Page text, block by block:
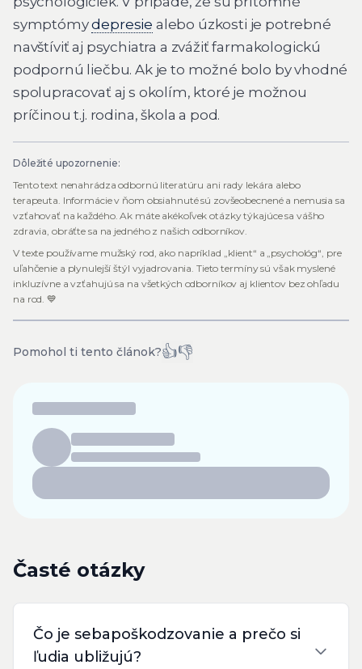
symptómydepresie alebo úzkosti je potrebné
navštíviť aj psychiatra a zvážiť farmakologickú
podpornú liečbu. Ak je to možné bolo by vhodné
spolupracovať aj s okolím, ktoré je možnou
príčinou t.j. rodina, škola a pod.
Dôležité upozornenie:
Tento text nenahrádza odbornú literatúru ani rady lekára alebo
terapeuta. Informácie v ňom obsiahnuté sú zovšeobecnené a nemusia sa
vzťahovať na každého. Ak máte akékoľvek otázky týkajúce sa vášho
zdravia, obráťte sa na jedného z našich odborníkov.
V texte používame mužský rod, ako napríklad „klient“ a „psychológ“, pre
uľahčenie a plynulejší štýl vyjadrovania. Tieto termíny sú však myslené
inkluzívne a vzťahujú sa na všetkých odborníkov aj klientov bez ohľadu
na rod. 💙
Pomohol ti tento článok?👍👎
Časté otázky
Čo je sebapoškodzovanie a prečo si
ľudia ubližujú?